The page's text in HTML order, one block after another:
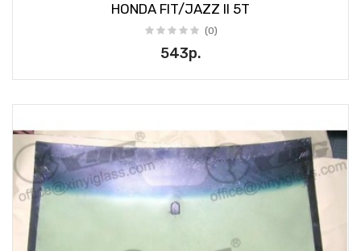
HONDA FIT/JAZZ II 5T
(0)
543р.